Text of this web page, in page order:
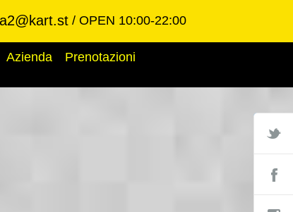
OPEN 10:00-22:00
Azienda Prenotazioni